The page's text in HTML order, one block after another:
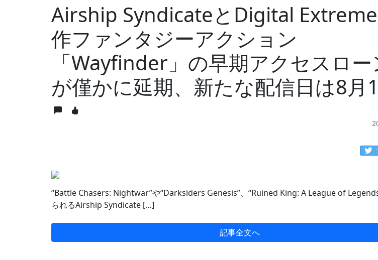
Airship SyndicateとDigital
作ファンタジーアクション
「Wayfinder」の早期アクセスロー
が僅かに延期、新たな配信日は8月
“Battle Chasers: Nightwar”や“Darksiders Genesis”、“Ruined King: A League of
られるAirship Syndicate […]
記事全文へ